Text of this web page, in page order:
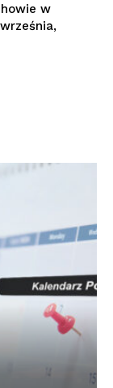
w